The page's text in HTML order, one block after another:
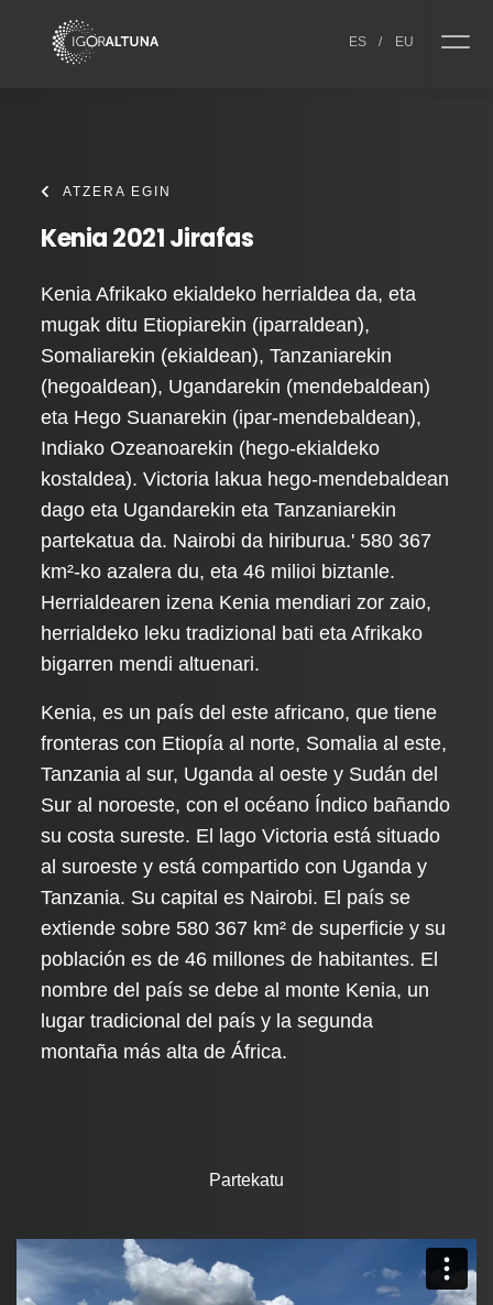
ES / EU
ATZERA EGIN
Kenia 2021 Jirafas
Kenia Afrikako ekialdeko herrialdea da, eta
mugak ditu Etiopiarekin (iparraldean),
Somaliarekin (ekialdean), Tanzaniarekin
(hegoaldean), Ugandarekin (mendebaldean)
eta Hego Suanarekin (ipar-mendebaldean),
Indiako Ozeanoarekin (hego-ekialdeko
kostaldea). Victoria lakua hego-mendebaldean
dago eta Ugandarekin eta Tanzaniarekin
partekatua da. Nairobi da hiriburua.' 580 367
km²-ko azalera du, eta 46 milioi biztanle.
Herrialdearen izena Kenia mendiari zor zaio,
herrialdeko leku tradizional bati eta Afrikako
bigarren mendi altuenari.
Kenia, es un país del este africano, que tiene
fronteras con Etiopía al norte, Somalia al este,
Tanzania al sur, Uganda al oeste y Sudán del
Sur al noroeste, con el océano Índico bañando
su costa sureste. El lago Victoria está situado
al suroeste y está compartido con Uganda y
Tanzania. Su capital es Nairobi. El país se
extiende sobre 580 367 km² de superficie y su
población es de 46 millones de habitantes. El
nombre del país se debe al monte Kenia, un
lugar tradicional del país y la segunda
montaña más alta de África.
Partekatu